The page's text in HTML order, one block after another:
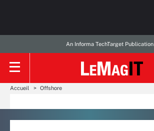
An Informa TechTarget Publication
Accueil Offshore